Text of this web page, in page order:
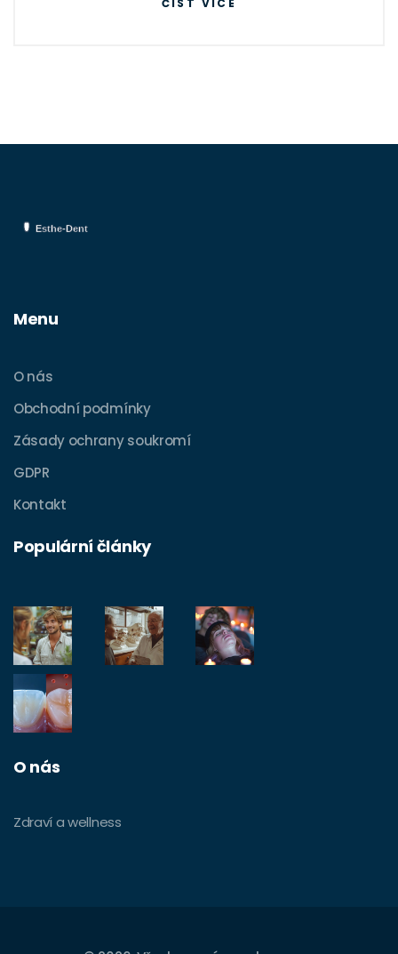
ČÍST VÍCE
Menu
O nás
Obchodní podmínky
Zásady ochrany soukromí
GDPR
Kontakt
Populární články
O nás
Zdraví a wellness